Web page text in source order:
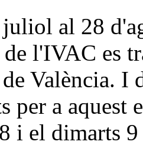
al 28
l'IVAC es
València. I
per a aquest
i el dimarts